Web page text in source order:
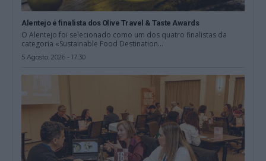
Alentejo é finalista dos Olive Travel & Taste Awards
O Alentejo foi selecionado como um dos quatro finalistas da
categoria «Sustainable Food Destination...
5 Agosto, 2026 - 17:30